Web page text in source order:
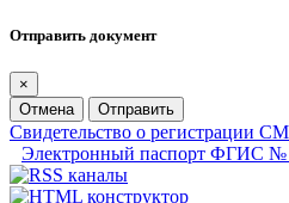
Отправить документ
×
Отмена
Отправить
Свидетельство о регистрации
Электронный паспорт ФГИС №